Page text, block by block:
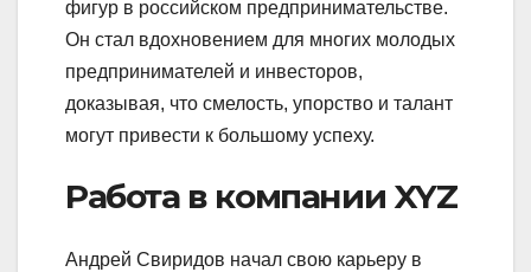
фигур в российском предпринимательстве.
Он стал вдохновением для многих молодых
предпринимателей и инвесторов,
доказывая, что смелость, упорство и талант
могут привести к большому успеху.
Работа в компании XYZ
Андрей Свиридов начал свою карьеру в